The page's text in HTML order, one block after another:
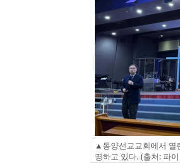
▲동양선교교회에서 열
명하고 있다. (출처: 파